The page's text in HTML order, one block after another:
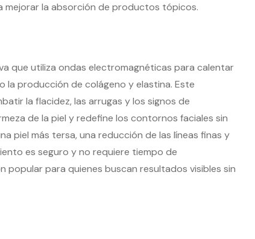
mejorar la absorción de productos tópicos.
que utiliza ondas electromagnéticas para calentar
la producción de colágeno y elastina. Este
la flacidez, las arrugas y los signos de
de la piel y redefine los contornos faciales sin
piel más tersa, una reducción de las líneas finas y
es seguro y no requiere tiempo de
popular para quienes buscan resultados visibles sin